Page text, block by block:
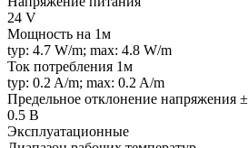
24 V
Мощность на 1м
typ: 4.7 W/m; max: 4.8 W/m
Ток потребления 1м
typ: 0.2 A/m; max: 0.2 A/m
Предельное отклонение напряжения ±
0.5 В
Эксплуатационные